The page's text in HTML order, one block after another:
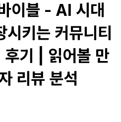
이블 - AI 시대
키는 커뮤니티
후기 | 읽어볼 만
리뷰 분석